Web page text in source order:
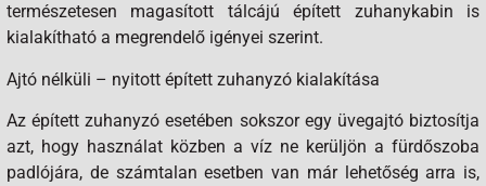
természetesen magasított tálcájú épített zuhanykabin is
kialakítható a megrendelő igényei szerint.
Ajtó nélküli – nyitott épített zuhanyzó kialakítása
Az épített zuhanyzó esetében sokszor egy üvegajtó biztosítja
azt, hogy használat közben a víz ne kerüljön a fürdőszoba
padlójára, de számtalan esetben van már lehetőség arra is,